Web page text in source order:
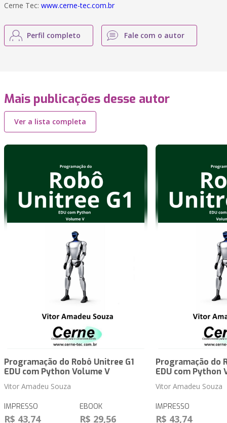
Cerne Tec: www.cerne-tec.com.br
Perfil completo Fale com o autor
Mais publicações desse autor
Ver a lista completa
Programação do Robô Unitree G1
EDU com Python Volume V
Vitor Amadeu Souza
IMPRESSO
R$ 43,74
EBOOK
R$ 29,56
Programação do
EDU com Python
Vitor Amadeu Souza
IMPRESSO
R$ 43,74